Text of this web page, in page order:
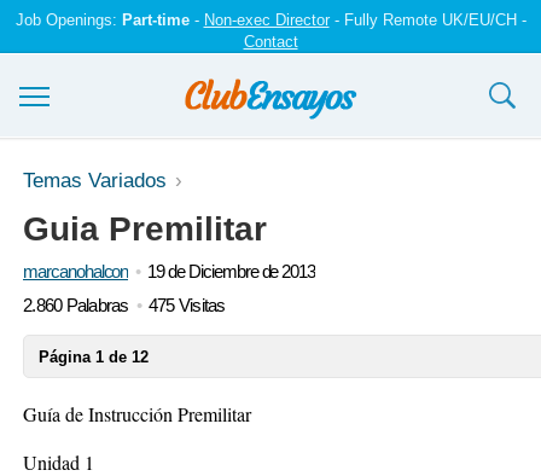
Job Openings: Part-time- Non-exec Director- Fully Remote UK/EU/CH -
Contact
Ensayos y trabajos
Registrarse
Iniciar sesión
Temas Variados
Guia Premilitar
marcanohalcon
19 de Diciembre de 2013
2.860 Palabras
475 Visitas
Página 1 de 12
Guía de Instrucción Premilitar
Unidad 1